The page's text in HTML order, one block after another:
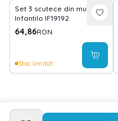
Set 3 scutece din muselină
Infantilo IF19192
64,86RON
Stoc limitat